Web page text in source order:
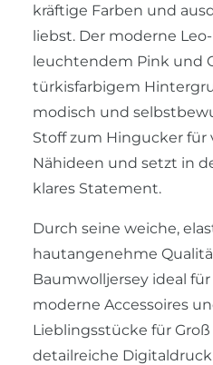
kräftige Farben und
liebst. Der moderne
leuchtendem Pink und
türkisfarbigem
modisch und
Stoff zum Hingucker für
Nähideen und setzt in
klares Statement.
Durch seine weiche,
hautangenehme
Baumwolljersey ideal
moderne Accessoires
Lieblingsstücke für
detailreiche